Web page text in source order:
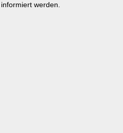
werden.